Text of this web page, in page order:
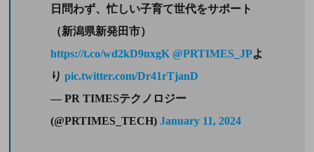
日問わず、忙しい子育て世代をサポート
（新潟県新発田市）
https://t.co/wd2kD9nxgK @PRTIMES_JPよ
り pic.twitter.com/Dr41rTjanD
— PR TIMESテクノロジー
(@PRTIMES_TECH) January 11, 2024